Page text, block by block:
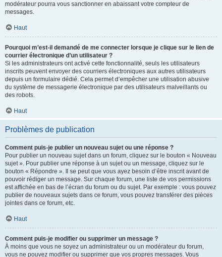
modérateur pourra vous sanctionner en abaissant votre compteur de
messages.
Haut
Pourquoi m’est-il demandé de me connecter lorsque je clique sur le lien de
courrier électronique d’un utilisateur ?
Si les administrateurs ont activé cette fonctionnalité, seuls les utilisateurs
inscrits peuvent envoyer des courriers électroniques aux autres utilisateurs
depuis un formulaire dédié. Cela permet d’empêcher une utilisation abusive
du système de messagerie électronique par des utilisateurs malveillants ou
des robots.
Haut
Problèmes de publication
Comment puis-je publier un nouveau sujet ou une réponse ?
Pour publier un nouveau sujet dans un forum, cliquez sur le bouton « Nouveau
sujet ». Pour publier une réponse à un sujet ou un message, cliquez sur le
bouton « Répondre ». Il se peut que vous ayez besoin d’être inscrit avant de
pouvoir rédiger un message. Sur chaque forum, une liste de vos permissions
est affichée en bas de l’écran du forum ou du sujet. Par exemple : vous pouvez
publier de nouveaux sujets dans ce forum, vous pouvez transférer des pièces
jointes dans ce forum, etc.
Haut
Comment puis-je modifier ou supprimer un message ?
À moins que vous ne soyez un administrateur ou un modérateur du forum,
vous ne pouvez modifier ou supprimer que vos propres messages. Vous